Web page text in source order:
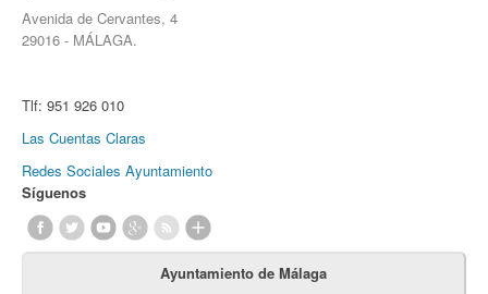
Avenida de Cervantes, 4
29016 - MÁLAGA.
Tlf: 951 926 010
Las Cuentas Claras
Redes Sociales Ayuntamiento
Síguenos
Ayuntamiento de Málaga